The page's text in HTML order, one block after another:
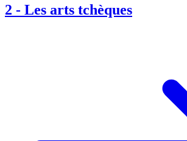
2 - Les arts tchèques